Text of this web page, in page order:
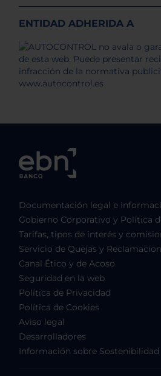
ENTIDAD ADHERIDA A
Documentación legal e
Gobierno Corporativo y Política
Tarifas, tipos de interés y
Servicio de Quejas y
Canal Ético y de Acoso
Seguridad en la web
Política de Privacidad
Política de Cookies
Aviso legal
Desarrolladores
Información sobre Sostenibilidad